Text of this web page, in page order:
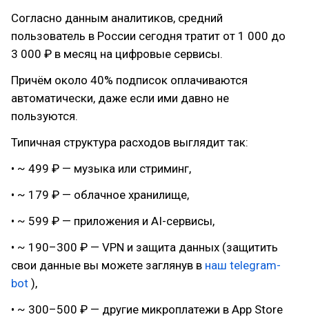
Согласно данным аналитиков, средний
пользователь в России сегодня тратит от 1 000 до
3 000 ₽ в месяц на цифровые сервисы.
Причём около 40% подписок оплачиваются
автоматически, даже если ими давно не
пользуются.
Типичная структура расходов выглядит так:
• ~ 499 ₽ — музыка или стриминг,
• ~ 179 ₽ — облачное хранилище,
• ~ 599 ₽ — приложения и AI-сервисы,
• ~ 190–300 ₽ — VPN и защита данных (защитить
свои данные вы можете заглянув в наш telegram-
bot ),
• ~ 300–500 ₽ — другие микроплатежи в App Store